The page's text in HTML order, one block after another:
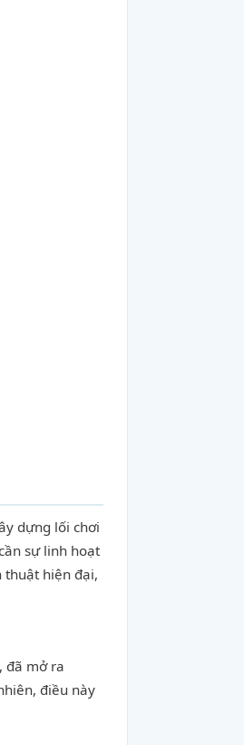
dựng lối chơi
sự linh hoạt
thuật hiện đại,
đã mở ra
điều này